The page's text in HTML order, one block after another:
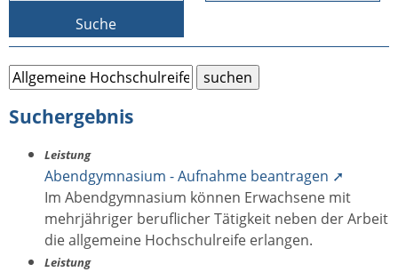
Suche
Suchergebnis
Leistung
Abendgymnasium - Aufnahme beantragen ➚
Im Abendgymnasium können Erwachsene mit
mehrjähriger beruflicher Tätigkeit neben der Arbeit
die allgemeine Hochschulreife erlangen.
Leistung